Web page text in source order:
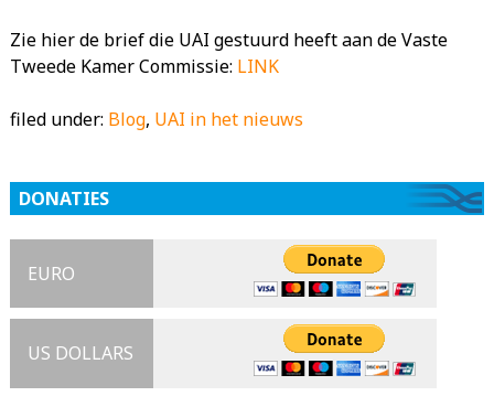
Zie hier de brief die UAI gestuurd heeft aan de Vaste
Tweede Kamer Commissie: LINK
filed under: Blog, UAI in het nieuws
DONATIES
EURO
US DOLLARS